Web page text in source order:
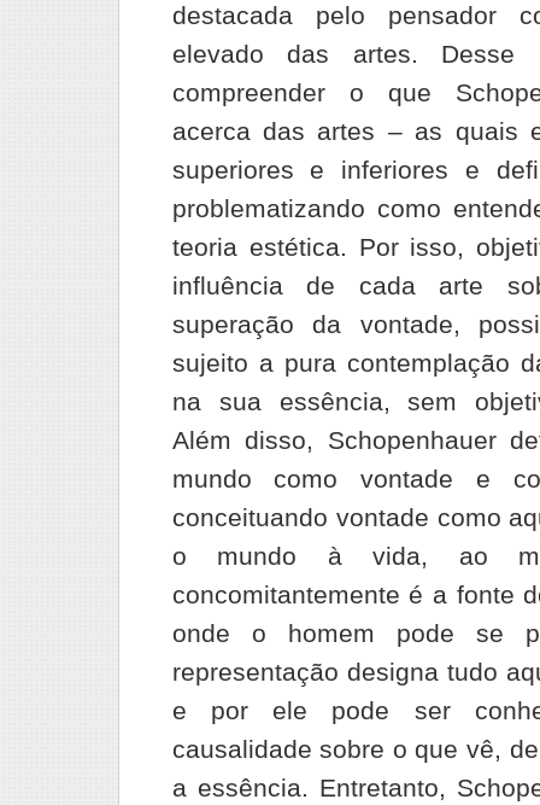
destacada pelo pensador
elevado das artes. Desse
compreender o que
acerca das artes – as quais
superiores e inferiores e
problematizando como
teoria estética. Por isso,
influência de cada arte
superação da vontade,
sujeito a pura contemplação
na sua essência, sem
Além disso, Schopenhauer
mundo como vontade e
conceituando vontade como
o mundo à vida, ao
concomitantemente é a fonte
onde o homem pode se
representação designa tudo
e por ele pode ser
causalidade sobre o que vê,
a essência. Entretanto,